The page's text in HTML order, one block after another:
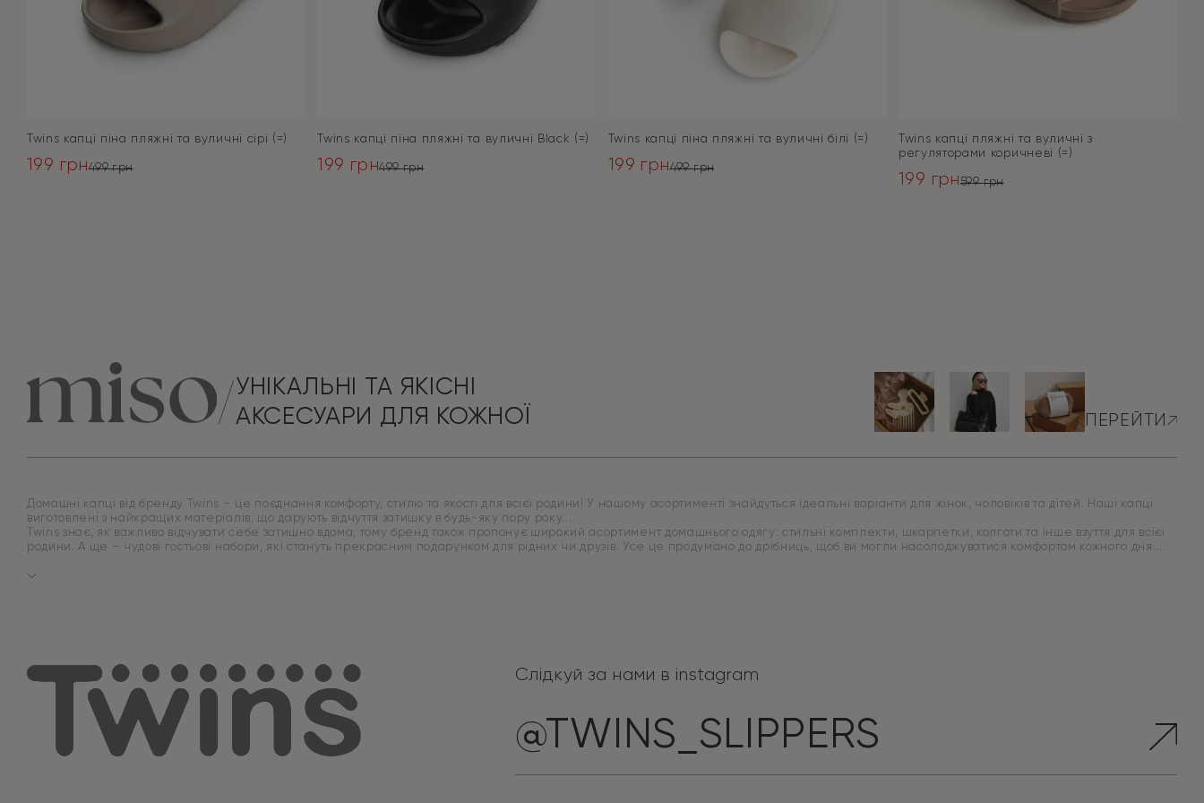
Twins капці піна пляжні та вуличні сірі (=)
499грн
199 грн
Twins капці піна пляжні та вуличні Black (=)
499грн
199 грн
Twins капці піна пляжні та вуличні білі (=)
499грн
199 грн
Twins капці пляжні та вуличні з
регуляторами коричневі (=)
599грн
199 грн
УНІКАЛЬНІ ТА ЯКІСНІ
АКСЕСУАРИ ДЛЯ КОЖНОЇ
ПЕРЕЙТИ
Домашні капці від бренду Twins – це поєднання комфорту, стилю та якості для всієї родини! У нашому асортименті знайдуться ідеальні варіанти для жінок, чоловіків та дітей. Наші капці
виготовлені з найкращих матеріалів, що дарують відчуття затишку в будь-яку пору року.
Twins знає, як важливо відчувати себе затишно вдома, тому бренд також пропонує широкий асортимент домашнього одягу: стильні комплекти, шкарпетки, колготи та інше взуття для всієї
родини. А ще – чудові гостьові набори, які стануть прекрасним подарунком для рідних чи друзів. Усе це продумано до дрібниць, щоб ви могли насолоджуватися комфортом кожного дня.
Слідкуй за нами в instagram
@TWINS_SLIPPERS